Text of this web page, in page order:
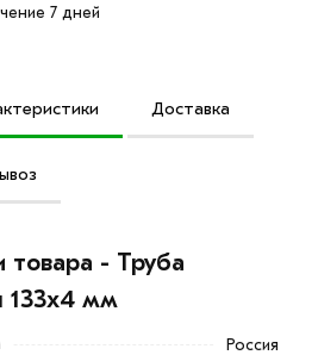
7 дней
Доставка
товара - Труба
133х4 мм
Россия